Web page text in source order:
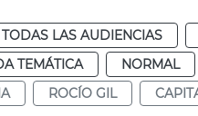
TODAS LAS AUDIENCIAS
TEMÁTICA NORMAL
ROCÍO GIL